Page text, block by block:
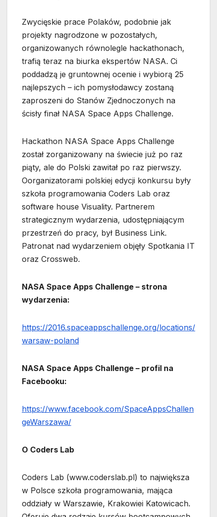
Zwycięskie prace Polaków, podobnie jak
projekty nagrodzone w pozostałych,
organizowanych równolegle hackathonach,
trafią teraz na biurka ekspertów NASA. Ci
poddadzą je gruntownej ocenie i wybiorą 25
najlepszych – ich pomysłodawcy zostaną
zaproszeni do Stanów Zjednoczonych na
ścisły finał NASA Space Apps Challenge.
Hackathon NASA Space Apps Challenge
został zorganizowany na świecie już po raz
piąty, ale do Polski zawitał po raz pierwszy.
Oorganizatorami polskiej edycji konkursu były
szkoła programowania Coders Lab oraz
software house Visuality. Partnerem
strategicznym wydarzenia, udostępniającym
przestrzeń do pracy, był Business Link.
Patronat nad wydarzeniem objęły Spotkania IT
oraz Crossweb.
NASA Space Apps Challenge – strona
wydarzenia:
https://2016.spaceappschallenge.org/locations/
warsaw-poland
NASA Space Apps Challenge – profil na
Facebooku:
https://www.facebook.com/SpaceAppsChallen
geWarszawa/
O Coders Lab
Coders Lab (www.coderslab.pl) to największa
w Polsce szkoła programowania, mająca
oddziały w Warszawie, Krakowiei Katowicach.